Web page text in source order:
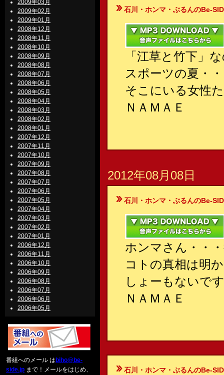
2009年03月
2009年02月
2009年01月
2008年12月
2008年11月
2008年10月
2008年09月
2008年08月
2008年07月
2008年06月
2008年05月
2008年04月
2008年03月
2008年02月
2008年01月
2007年12月
2007年11月
2007年10月
2007年09月
2007年08月
2007年07月
2007年06月
2007年05月
2007年04月
2007年03月
2007年02月
2007年01月
2006年12月
2006年11月
2006年10月
2006年09月
2006年08月
2006年07月
2006年06月
2006年05月
番組へのメール は biho@be-
side.jp まで！メールをはじめ、
石川・ホンマ・ぶるんのBe-
「江草と竹下」
スポーツの夏・
そこにいる女性
ＮＡＭＡＥ
2012年08月08日
石川・ホンマ・ぶるんのBe-
ホンマさん・・
コトの真相は明
しょーもないで
ＮＡＭＡＥ
石川・ホンマ・ぶるんのBe-